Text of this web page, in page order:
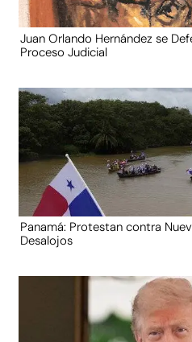
Juan Orlando Hernández se
Proceso Judicial
Panamá: Protestan contra
Desalojos